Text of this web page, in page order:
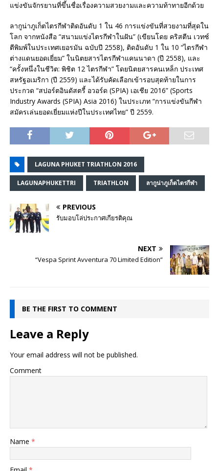
แข่งขันจักรยานที่ขึ้นชื่อเรื่องความสวยงามและความท้าทายอีกด้วย
ลากูน่าภูเก็ตไตรกีฬาติดอันดับ 1 ใน 46 การแข่งขันที่สวยงามที่สุดใน
โลก จากหนังสือ “สนามแข่งไตรกีฬาในฝัน” (เขียนโดย คริสตีน เวทซ์
ตีพิมพ์ในประเทศเยอรมัน ฉบับปี 2558), ติดอันดับ 1 ใน 10 “ไตรกีฬา
ต่างแดนยอดเยี่ยม” ในนิตยสารไตรกีฬาแคนนาดา (ปี 2558), และ
“ครั้งหนึ่งในชีวิต: พิชิต 12 ไตรกีฬา” โดยนิตยสารคนเหล็ก ประเทศ
สหรัฐอเมริกา (ปี 2559) และได้รับคัดเลือกเข้ารอบสุดท้ายในการ
ประกวด “สปอร์ตอินดัสตรี้ อวอร์ด (SPIA) เอเชีย 2016” (Sports
Industry Awards (SPIA) Asia 2016) ในประเภท “การแข่งขันกีฬา
สมัครเล่นยอดเยี่ยมแห่งปีในประเทศไทย” ปี 2559.
LAGUNA PHUKET TRIATHLON 2016
LAGUNAPHUKETTRI TRIATHLON ลากูน่าภูเก็ตไตรกีฬา
PREVIOUS
รับมอบโล่ประกาศเกียรติคุณ
NEXT
“Vespa Sprint Avventura 70 Limited Edition”
BE THE FIRST TO COMMENT
Leave a Reply
Your email address will not be published.
Comment
Name *